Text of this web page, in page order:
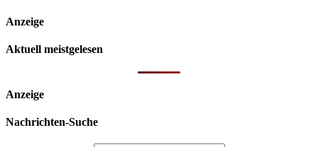
Anzeige
Aktuell meistgelesen
Anzeige
Nachrichten-Suche